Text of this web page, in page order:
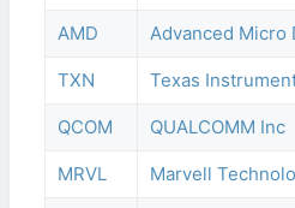
AMD Advanced Micro
TXN Texas
QCOM QUALCOMM Inc
MRVL Marvell